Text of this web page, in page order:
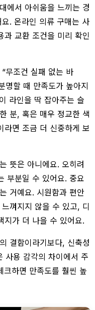
에서 아쉬움을 느끼는 경
. 온라인 의류 구매는 사
과 교환 조건을 미리 확인
무조건 실패 없는 바
명할 때 만족도가 높아지
라인을 딱 잡아주는 슬
분, 혹은 매우 정교한 색
라면 조금 더 신중하게 보
뜻은 아니에요. 오히려
부분일 수 있어요. 중요
거예요. 시원함과 편안
껴지지 않을 수 있고, 디
지가 더 나을 수 있어요.
결함이라기보다, 신축성
사용 감각의 차이에서 주
크하면 만족도를 훨씬 높